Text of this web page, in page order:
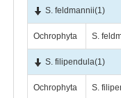
S. feldmannii(1)
Ochrophyta S.
S. filipendula(1)
Ochrophyta S.